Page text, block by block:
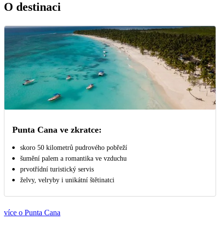
O destinaci
Punta Cana ve zkratce:
skoro 50 kilometrů pudrového pobřeží
šumění palem a romantika ve vzduchu
prvotřídní turistický servis
želvy, velryby i unikátní štětinatci
více o Punta Cana